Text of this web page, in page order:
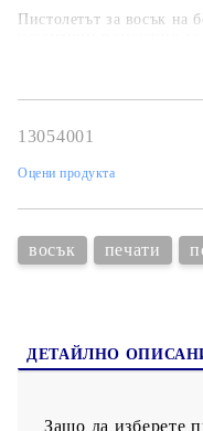
Пистолетът за восък на
незаменим помощник за
13054001
Оцени продукта
восък печати
ДЕТАЙЛНО
Защо да изберете